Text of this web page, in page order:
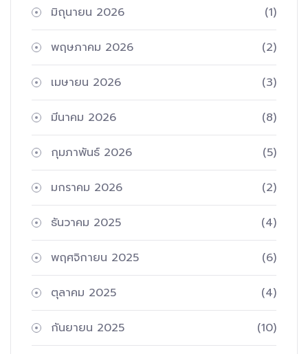
มิถุนายน 2026 (1)
พฤษภาคม 2026 (2)
เมษายน 2026 (3)
มีนาคม 2026 (8)
กุมภาพันธ์ 2026 (5)
มกราคม 2026 (2)
ธันวาคม 2025 (4)
พฤศจิกายน 2025 (6)
ตุลาคม 2025 (4)
กันยายน 2025 (10)